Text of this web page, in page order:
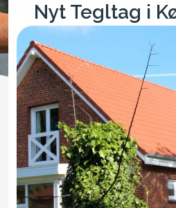
Nyt Tegltag i